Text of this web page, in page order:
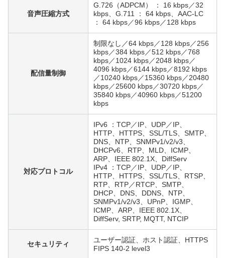
音声圧縮方式
G.726（ADPCM） ： 16 kbps／32
kbps、G.711 ： 64 kbps、AAC-LC
： 64 kbps／96 kbps／128 kbps
配信量制御
制限なし／64 kbps／128 kbps／256
kbps／384 kbps／512 kbps／768
kbps／1024 kbps／2048 kbps／
4096 kbps／6144 kbps／8192 kbps
／10240 kbps／15360 kbps／20480
kbps／25600 kbps／30720 kbps／
35840 kbps／40960 kbps／51200
kbps
対応プロトコル
IPv6 ：TCP／IP、UDP／IP、
HTTP、HTTPS、SSL/TLS、SMTP、
DNS、NTP、SNMPv1/v2/v3、
DHCPv6、RTP、MLD、ICMP、
ARP、IEEE 802.1X、DiffServ
IPv4 ：TCP／IP、UDP／IP、
HTTP、HTTPS、SSL/TLS、RTSP、
RTP、RTP／RTCP、SMTP、
DHCP、DNS、DDNS、NTP、
SNMPv1/v2/v3、UPnP、IGMP、
ICMP、ARP、IEEE 802.1X、
DiffServ, SRTP, MQTT, NTCIP
セキュリティ
ユーザー認証、ホスト認証、HTTPS
FIPS 140-2 level3